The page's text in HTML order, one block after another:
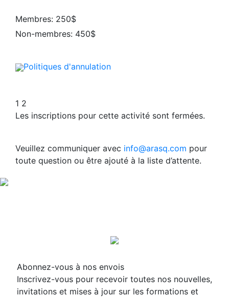
Membres: 250$
Non-membres: 450$
Politiques d'annulation
1 2
Les inscriptions pour cette activité sont fermées.
Veuillez communiquer avec info@arasq.com pour
toute question ou être ajouté à la liste d’attente.
Abonnez-vous à nos envois
Inscrivez-vous pour recevoir toutes nos nouvelles,
invitations et mises à jour sur les formations et